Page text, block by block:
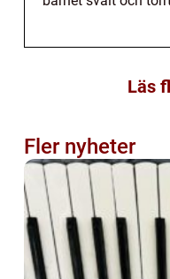
Läs
Fler nyheter